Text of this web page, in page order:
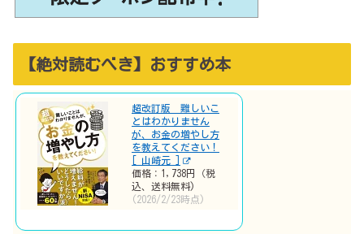
【絶対読むべき】おすすめ本
超改訂版 難しいこ
とはわかりません
が、お金の増やし方
を教えてください！
[ 山崎元 ]
価格：1,738円（税
込、送料無料)
(2026/2/23時点)